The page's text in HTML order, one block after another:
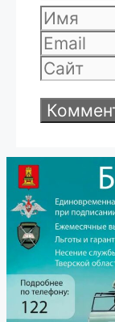
Имя
Email
Сайт